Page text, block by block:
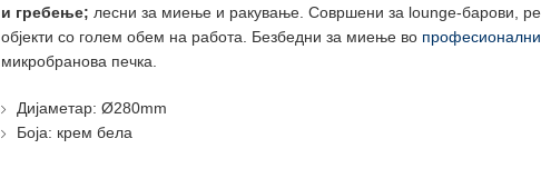
и гребење; лесни за миење и ракување. Совршени за lounge-барови,
објекти со голем обем на работа. Безбедни за миење во
микробранова печка.
Дијаметар: Ø280mm
Боја: крем бела